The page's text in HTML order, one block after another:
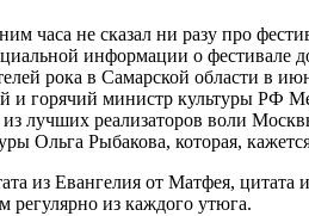
часа не сказал ни разу про
информации о
рока в Самарской области в
горячий министр культуры РФ
лучших реализаторов воли
Ольга Рыбакова, которая,
из Евангелия от Матфея,
из каждого утюга.